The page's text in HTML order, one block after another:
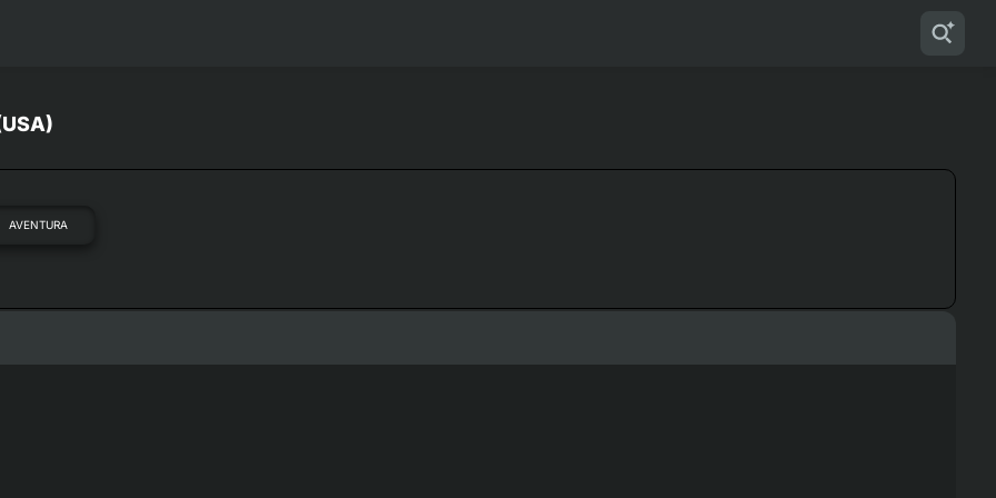
AVENTURA